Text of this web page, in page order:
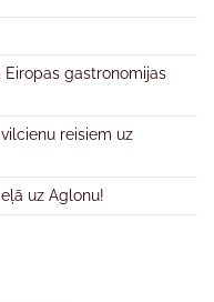
gastronomijas
reisiem uz
uz Aglonu!